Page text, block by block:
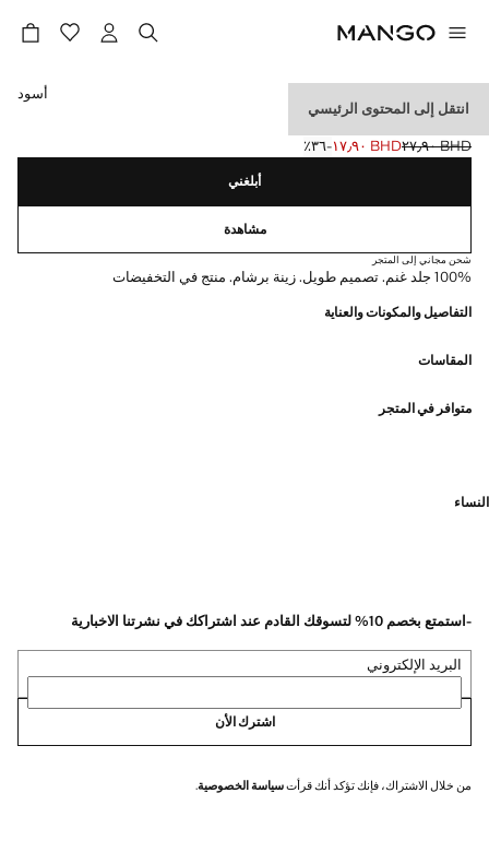
انتقل إلى المحتوى الرئيسي
قفازات جلدية بمسامير
السعر الأول محذوف [BHD ٢٧٫٩٠ ]
BHD ٢٧٫٩٠
السعر الحالي [BHD ١٧٫٩٠ ]BHD ١٧٫٩٠ ؜-٣٦٪؜
حدد اللون
أسود
أبلغني
مشاهدة
شحن مجاني إلى المتجر
100% جلد غنم. تصميم طويل. زينة برشام. منتج في التخفيضات
التفاصيل والمكونات والعناية
المقاسات
متوافر في المتجر
النساء
-استمتع بخصم 10% لتسوقك القادم عند اشتراكك في نشرتنا الاخبارية
البريد الإلكتروني
اشترك الأن
من خلال الاشتراك، فإنك تؤكد أنك قرأتسياسة الخصوصية.